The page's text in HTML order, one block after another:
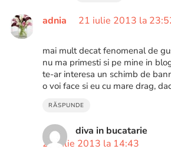
adnia 21 iulie 2013 la
mai mult decat fenomenal de
nu ma primesti si pe mine in
te-ar interesa un schimb de
o voi face si eu cu mare drag,
RĂSPUNDE
diva in bucatarie
22 iulie 2013 la 14:43